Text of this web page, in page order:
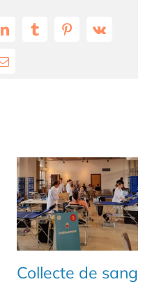
LinkedInTumblrPinterest
Vk
Email
Collecte de sang